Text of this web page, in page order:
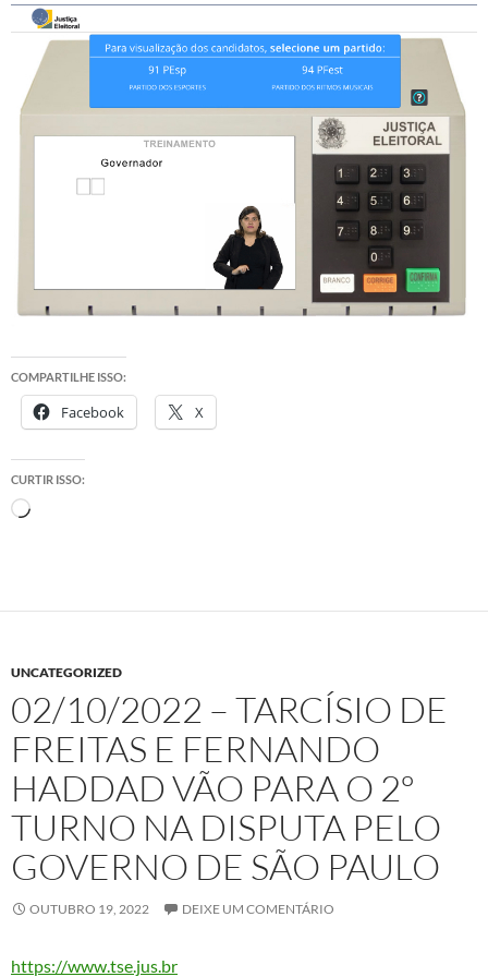
COMPARTILHE ISSO:
Facebook X
CURTIR ISSO:
Carregando...
UNCATEGORIZED
02/10/2022 – TARCÍSIO DE
FREITAS E FERNANDO
HADDAD VÃO PARA O 2º
TURNO NA DISPUTA PELO
GOVERNO DE SÃO PAULO
OUTUBRO 19, 2022 DEIXE UM COMENTÁRIO
https://www.tse.jus.br